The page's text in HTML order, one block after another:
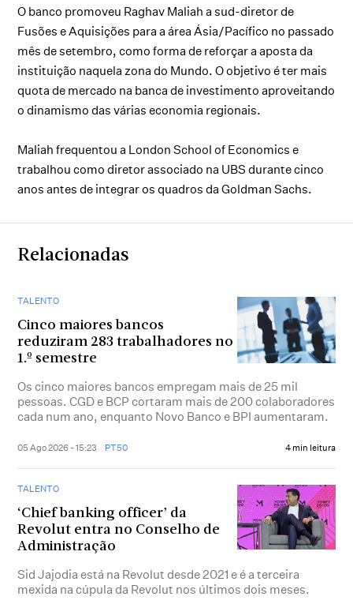
O banco promoveu Raghav Maliah a sud-diretor de
Fusões e Aquisições para a área Ásia/Pacífico no passado
mês de setembro, como forma de reforçar a aposta da
instituição naquela zona do Mundo. O objetivo é ter mais
quota de mercado na banca de investimento aproveitando
o dinamismo das várias economia regionais.
Maliah frequentou a London School of Economics e
trabalhou como diretor associado na UBS durante cinco
anos antes de integrar os quadros da Goldman Sachs.
Relacionadas
TALENTO
Cinco maiores bancos
reduziram 283 trabalhadores no
1.º semestre
Os cinco maiores bancos empregam mais de 25 mil
pessoas. CGD e BCP cortaram mais de 200 colaboradores
cada num ano, enquanto Novo Banco e BPI aumentaram.
05 Ago 2026 - 15:23 PT50 4 min leitura
TALENTO
‘Chief banking officer’ da
Revolut entra no Conselho de
Administração
Sid Jajodia está na Revolut desde 2021 e é a terceira
mexida na cúpula da Revolut nos últimos dois meses.